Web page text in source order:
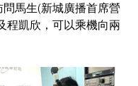
馬生(新城廣播首席營
程凱欣，可以乘機向兩